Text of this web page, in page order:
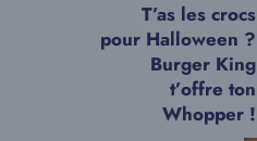
T’as les crocs
pour Halloween ?
Burger King
t’offre ton
Whopper !